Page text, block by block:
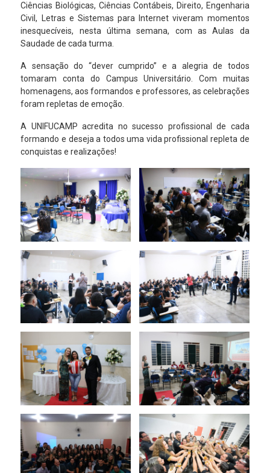
Ciências Biológicas, Ciências Contábeis, Direito, Engenharia
Civil, Letras e Sistemas para Internet viveram momentos
inesquecíveis, nesta última semana, com as Aulas da
Saudade de cada turma.
A sensação do “dever cumprido” e a alegria de todos
tomaram conta do Campus Universitário. Com muitas
homenagens, aos formandos e professores, as celebrações
foram repletas de emoção.
A UNIFUCAMP acredita no sucesso profissional de cada
formando e deseja a todos uma vida profissional repleta de
conquistas e realizações!